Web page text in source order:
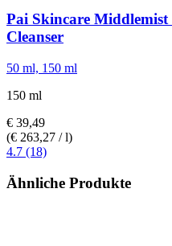
Pai Skincare Middlemist
Cleanser
50 ml, 150 ml
150 ml
€ 39,49
(€ 263,27 / l)
4.7 (18)
Ähnliche Produkte